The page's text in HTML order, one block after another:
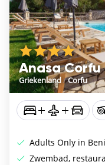
Anasa Corfu
Griekenland/Corfu
Adults Only in
Zwembad,